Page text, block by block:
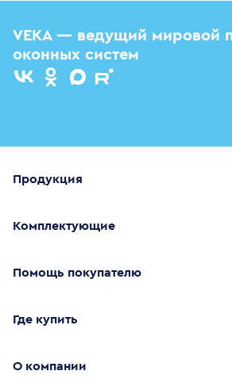
VEKA — ведущий мировой
оконных систем
Продукция
Комплектующие
Помощь покупателю
Где купить
О компании